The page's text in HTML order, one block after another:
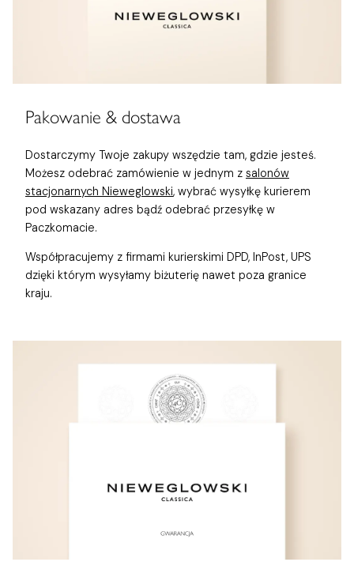
Pakowanie & dostawa
Dostarczymy Twoje zakupy wszędzie tam, gdzie jesteś.
Możesz odebrać zamówienie w jednym z salonów
stacjonarnych Nieweglowski, wybrać wysyłkę kurierem
pod wskazany adres bądź odebrać przesyłkę w
Paczkomacie.
Współpracujemy z firmami kurierskimi DPD, InPost, UPS
dzięki którym wysyłamy biżuterię nawet poza granice
kraju.